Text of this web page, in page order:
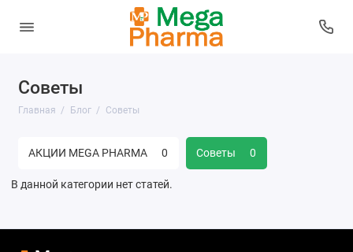
Советы
Главная Блог Советы
АКЦИИ MEGA PHARMA 0 Советы 0
В данной категории нет статей.